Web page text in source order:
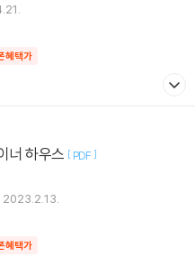
혜택가
너 하우스 [ PDF ]
2023.2.13.
혜택가